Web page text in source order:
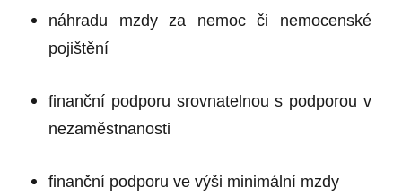
náhradu mzdy za nemoc či nemocenské
pojištění
finanční podporu srovnatelnou s podporou v
nezaměstnanosti
finanční podporu ve výši minimální mzdy